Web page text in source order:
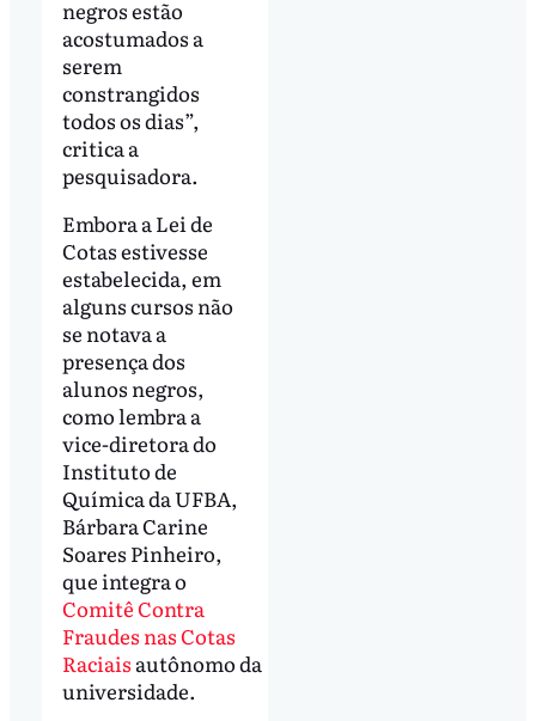
negros estão
acostumados a
serem
constrangidos
todos os dias”,
critica a
pesquisadora.
Embora a Lei de
Cotas estivesse
estabelecida, em
alguns cursos não
se notava a
presença dos
alunos negros,
como lembra a
vice-diretora do
Instituto de
Química da UFBA,
Bárbara Carine
Soares Pinheiro,
que integra o
Comitê Contra
Fraudes nas Cotas
Raciais autônomo da
universidade.